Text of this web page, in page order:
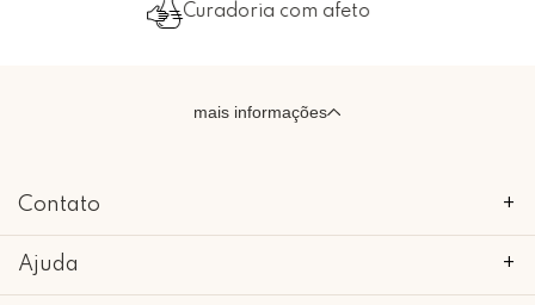
Embalado com carinho
mais informações
Contato +
Ajuda +